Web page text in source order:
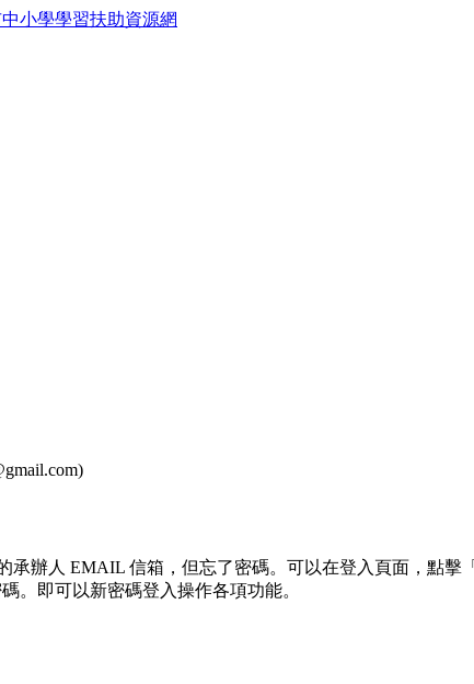
承辦人 EMAIL 信箱，但忘了密碼。可以在登入頁面，點擊「
。即可以新密碼登入操作各項功能。